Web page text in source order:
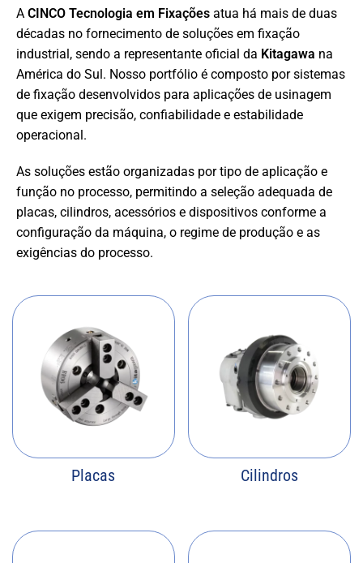
A CINCO Tecnologia em Fixações atua há mais de duas
décadas no fornecimento de soluções em fixação
industrial, sendo a representante oficial da Kitagawa na
América do Sul. Nosso portfólio é composto por sistemas
de fixação desenvolvidos para aplicações de usinagem
que exigem precisão, confiabilidade e estabilidade
operacional.
As soluções estão organizadas por tipo de aplicação e
função no processo, permitindo a seleção adequada de
placas, cilindros, acessórios e dispositivos conforme a
configuração da máquina, o regime de produção e as
exigências do processo.
Placas Cilindros